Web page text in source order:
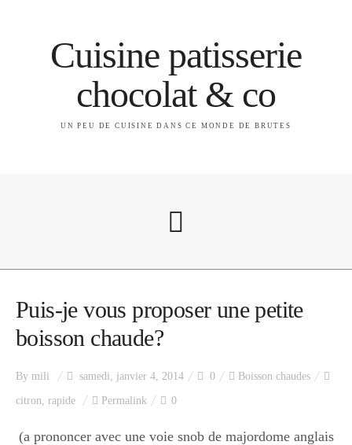
Cuisine patisserie
chocolat & co
UN PEU DE CUISINE DANS CE MONDE DE BRUTES
Catégories
Puis-je vous proposer une petite
boisson chaude?
By mili samedi, janvier 4, 2014 0 Boisson chaudes
citron, rapide Permalink 0
(a prononcer avec une voie snob de majordome anglais